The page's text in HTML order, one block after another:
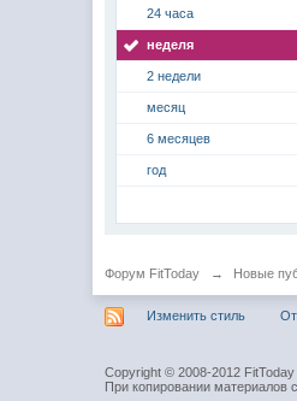
24 часа
неделя
2 недели
месяц
6 месяцев
год
Форум FitToday → Новые
Изменить стиль
Copyright © 2008-2012 FitToday
При копировании материалов